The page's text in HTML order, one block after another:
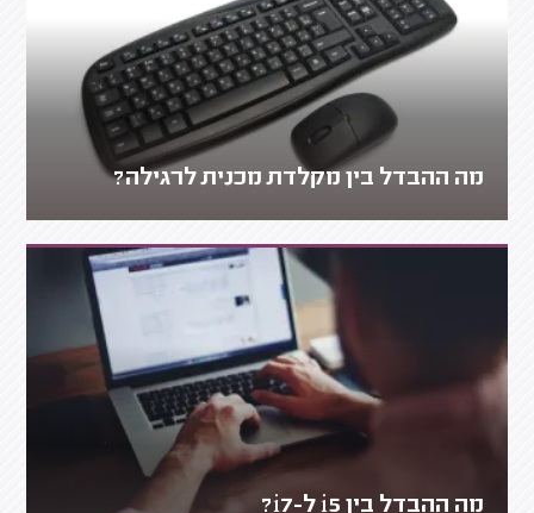
מה ההבדל בין מקלדת מכנית לרגילה?
מה ההבדל בין i5 ל-i7?